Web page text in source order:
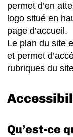
permet d’en
logo situé en
page d’accueil.
Le plan du site
et permet
rubriques du
Qu’est-ce